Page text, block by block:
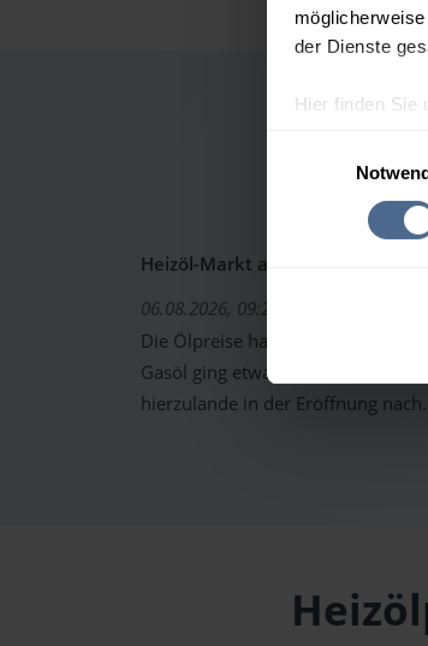
der Dienste
Hier finden Sie
Heizöl-Markt aktuell: Ölpreise
06.08.2026, 09:22 Uhr
Die Ölpreise haben sich gestern
Gasöl ging etwas höher aus dem
hierzulande in der Eröffnung nach.